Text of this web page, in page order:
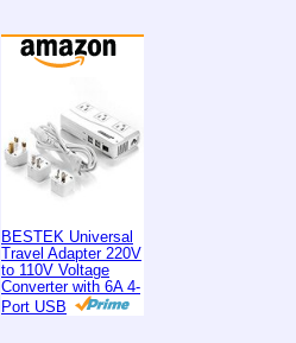
BESTEK Universal
Travel Adapter 220V
to 110V Voltage
Converter with 6A 4-
Port USB